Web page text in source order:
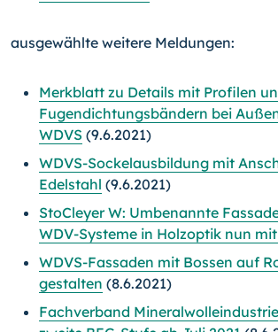
ausgewählte weitere Meldungen:
Merkblatt zu Details mit Profilen
Fugendichtungsbändern bei
WDVS (9.6.2021)
WDVS-Sockelausbildung mit
Edelstahl (9.6.2021)
StoCleyer W: Umbenannte
WDV-Systeme in Holzoptik nun
WDVS-Fassaden mit Bossen auf
gestalten (8.6.2021)
Fachverband